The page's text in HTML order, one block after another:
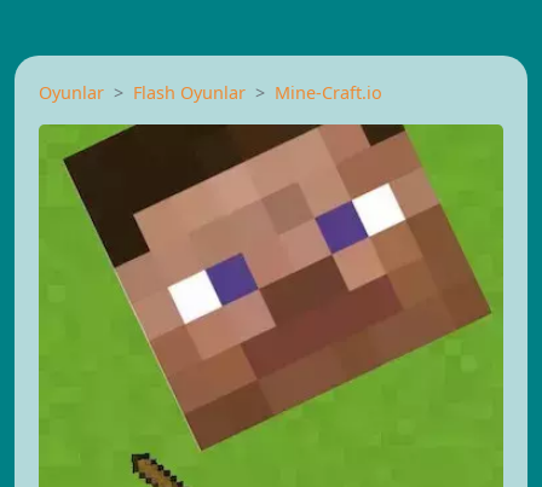
Oyunlar Flash Oyunlar Mine-Craft.io